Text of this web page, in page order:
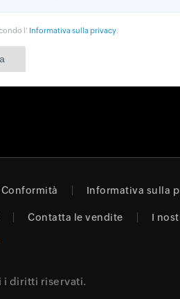
l’ Informativa sulla privacy
Conformità Informativa sulla
Contatta le vendite I
i diritti riservati.